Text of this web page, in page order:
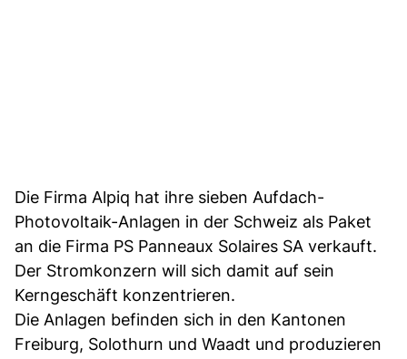
Die Firma Alpiq hat ihre sieben Aufdach-
Photovoltaik-Anlagen in der Schweiz als Paket
an die Firma PS Panneaux Solaires SA verkauft.
Der Stromkonzern will sich damit auf sein
Kerngeschäft konzentrieren.
Die Anlagen befinden sich in den Kantonen
Freiburg, Solothurn und Waadt und produzieren